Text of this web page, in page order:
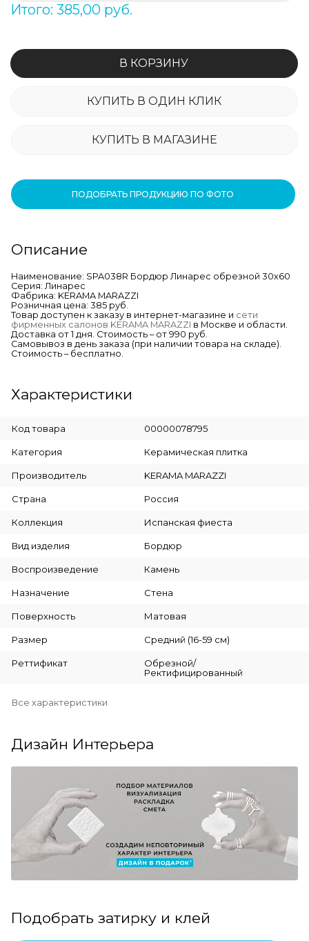
Итого: 385,00 руб.
В КОРЗИНУ
КУПИТЬ В ОДИН КЛИК
КУПИТЬ В МАГАЗИНЕ
ПОДОБРАТЬ ПРОДУКЦИЮ ПО ФОТО
Описание
Наименование: SPA038R Бордюр Линарес обрезной 30х60
Серия: Линарес
Фабрика: KERAMA MARAZZI
Розничная цена: 385 руб.
Товар доступен к заказу в интернет-магазине и сети
фирменных салонов KERAMA MARAZZI в Москве и области.
Доставка от 1 дня. Стоимость – от 990 руб.
Самовывоз в день заказа (при наличии товара на складе).
Стоимость – бесплатно.
Характеристики
Код товара 00000078795
Категория Керамическая плитка
Производитель KERAMA MARAZZI
Страна Россия
Коллекция Испанская фиеста
Вид изделия Бордюр
Воспроизведение Камень
Назначение Стена
Поверхность Матовая
Размер Средний (16-59 см)
Реттификат
Обрезной/
Ректифицированный
Все характеристики
Дизайн Интерьера
Подобрать затирку и клей